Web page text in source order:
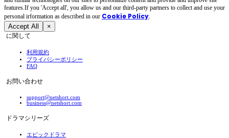
features.If you 'Accept all', you allow us and our third-party partners to collect and use your
personal irformation as described in our Cookie Policy.
Accept All ×
に関して
利用規約
プライバシーポリシー
FAQ
お問い合わせ
support@netshort.com
business@netshort.com
ドラマシリーズ
エピックドラマ